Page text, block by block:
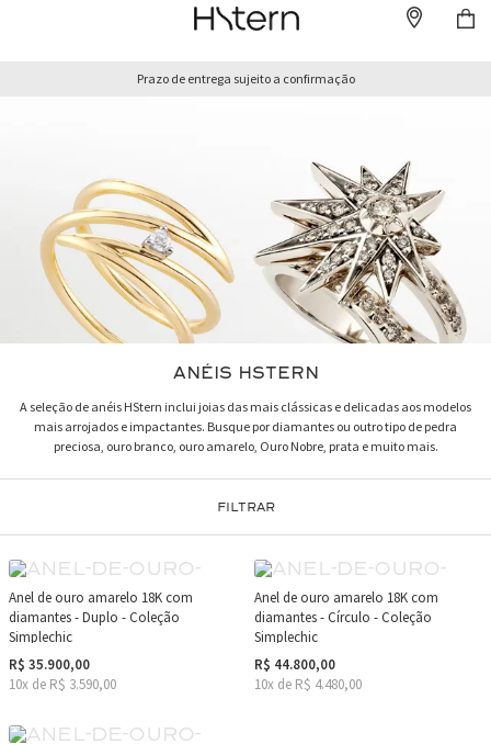
Prazo de entrega sujeito a confirmação
ANÉIS HSTERN
A seleção de anéis HStern inclui joias das mais clássicas e delicadas aos modelos
mais arrojados e impactantes. Busque por diamantes ou outro tipo de pedra
preciosa, ouro branco, ouro amarelo, Ouro Nobre, prata e muito mais.
FILTRAR
Anel de ouro amarelo 18K com
diamantes - Duplo - Coleção
Simplechic
R$ 35.900,00
10x de R$ 3.590,00
Anel de ouro amarelo 18K com
diamantes - Círculo - Coleção
Simplechic
R$ 44.800,00
10x de R$ 4.480,00